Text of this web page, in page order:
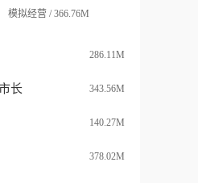
建立繁荣兴旺的定居点。
新的火箭构型来!游戏中
们需要保证火箭的一些核
数处于正确范围，比如重
模拟经营 / 366.76M
286.11M
长 343.56M
140.27M
378.02M